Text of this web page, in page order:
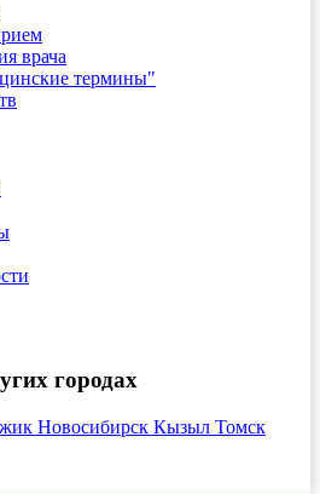
врача
термины"
городах
Новосибирск Кызыл Томск